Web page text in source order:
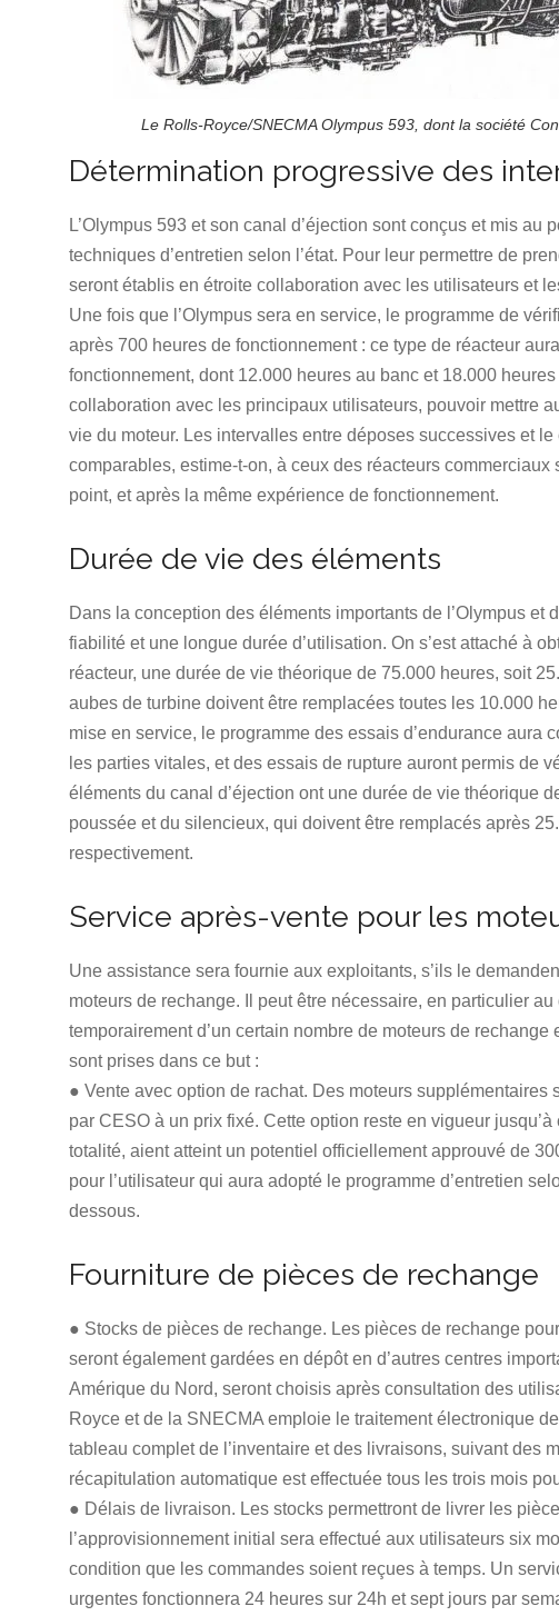
Le Rolls-Royce/SNECMA Olympus 593, dont la société
Détermination progressive des
L’Olympus 593 et son canal d’éjection sont conçus et mis
techniques d’entretien selon l’état. Pour leur permettre de
seront établis en étroite collaboration avec les utilisateurs et
Une fois que l’Olympus sera en service, le programme de
après 700 heures de fonctionnement : ce type de réacteur
fonctionnement, dont 12.000 heures au banc et 18.000
collaboration avec les principaux utilisateurs, pouvoir mettre
vie du moteur. Les intervalles entre déposes successives et
comparables, estime-t-on, à ceux des réacteurs
point, et après la même expérience de fonctionnement.
Durée de vie des éléments
Dans la conception des éléments importants de l’Olympus et
fiabilité et une longue durée d’utilisation. On s’est attaché à
réacteur, une durée de vie théorique de 75.000 heures, soit
aubes de turbine doivent être remplacées toutes les 10.000
mise en service, le programme des essais d’endurance aura
les parties vitales, et des essais de rupture auront permis de
éléments du canal d’éjection ont une durée de vie théorique
poussée et du silencieux, qui doivent être remplacés après
respectivement.
Service après-vente pour les
Une assistance sera fournie aux exploitants, s’ils le
moteurs de rechange. Il peut être nécessaire, en particulier
temporairement d’un certain nombre de moteurs de
sont prises dans ce but :
● Vente avec option de rachat. Des moteurs
par CESO à un prix fixé. Cette option reste en vigueur
totalité, aient atteint un potentiel officiellement approuvé de
pour l’utilisateur qui aura adopté le programme d’entretien
dessous.
Fourniture de pièces de rechange
● Stocks de pièces de rechange. Les pièces de rechange
seront également gardées en dépôt en d’autres centres
Amérique du Nord, seront choisis après consultation des
Royce et de la SNECMA emploie le traitement électronique
tableau complet de l’inventaire et des livraisons, suivant des
récapitulation automatique est effectuée tous les trois mois
● Délais de livraison. Les stocks permettront de livrer les
l’approvisionnement initial sera effectué aux utilisateurs six
condition que les commandes soient reçues à temps. Un
urgentes fonctionnera 24 heures sur 24h et sept jours par